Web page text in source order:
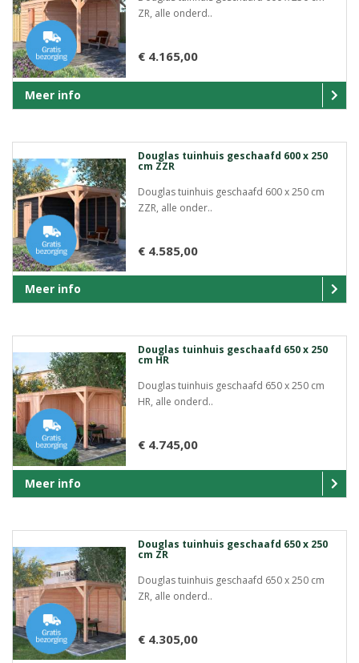
ZR, alle onderd..
€ 4.165,00
Meer info
Douglas tuinhuis geschaafd 600 x 250
cm ZZR
Douglas tuinhuis geschaafd 600 x 250 cm
ZZR, alle onder..
€ 4.585,00
Meer info
Douglas tuinhuis geschaafd 650 x 250
cm HR
Douglas tuinhuis geschaafd 650 x 250 cm
HR, alle onderd..
€ 4.745,00
Meer info
Douglas tuinhuis geschaafd 650 x 250
cm ZR
Douglas tuinhuis geschaafd 650 x 250 cm
ZR, alle onderd..
€ 4.305,00